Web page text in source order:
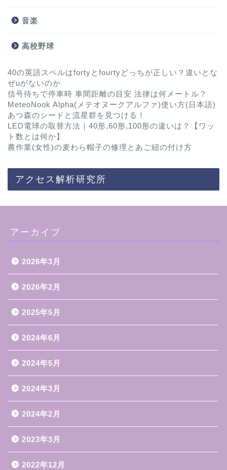
音楽
高校野球
40の英語スペルはfortyとfourtyどっちが正しい？違いとな
ぜuがないのか
信号待ちで停車時 車間距離の目安 法律は何メートル？
MeteoNook Alpha(メテオヌークアルファ)使い方(日本語)
あつ森のシードと流星群を見つける！
LED電球の取替方法｜40形,60形,100形の違いは？【ワッ
ト数とは何か】
農作業(女性)の麦わら帽子の修理とあご紐の付け方
アクセス解析研究所
アーカイブ
2026年3月
2026年2月
2025年5月
2024年6月
2024年5月
2024年3月
2024年2月
2023年3月
2022年12月